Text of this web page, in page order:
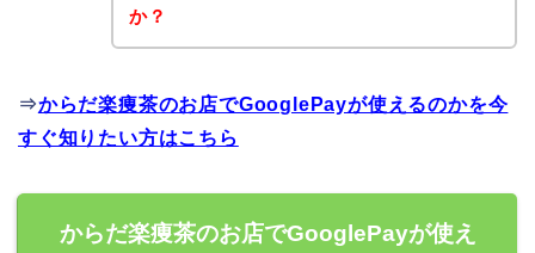
か？
⇒からだ楽痩茶のお店でGooglePayが使えるのかを今
すぐ知りたい方はこちら
からだ楽痩茶のお店でGooglePayが使え